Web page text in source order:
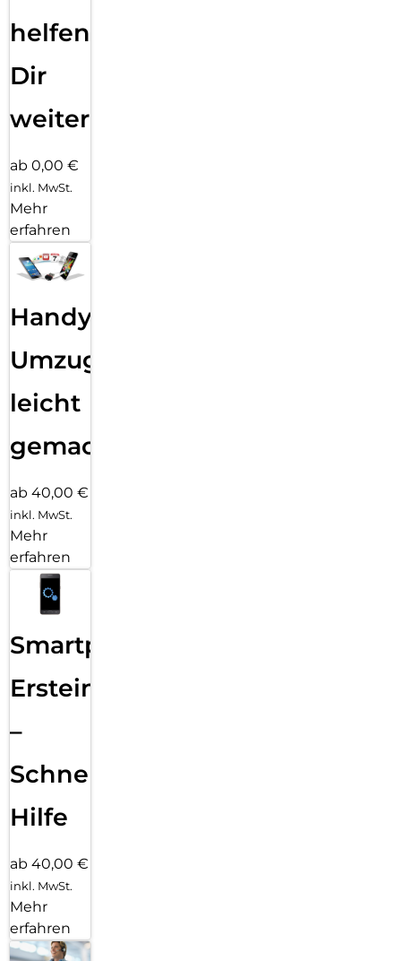
helfen
Dir
weiter
ab 0,00 €
inkl. MwSt.
Mehr
erfahren
Handy
Umzug
leicht
gemacht!
ab 40,00 €
inkl. MwSt.
Mehr
erfahren
Smartphone
Ersteinrichtung
–
Schnelle
Hilfe
ab 40,00 €
inkl. MwSt.
Mehr
erfahren